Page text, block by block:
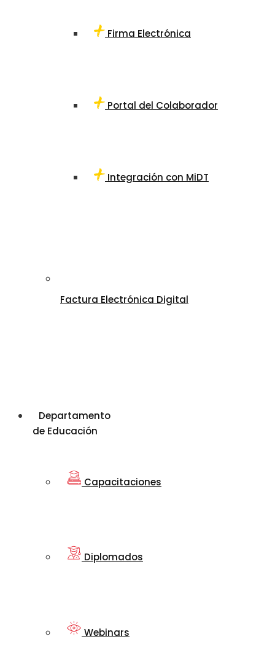
Firma Electrónica
Portal del Colaborador
Integración con MiDT
Factura Electrónica Digital
Departamento
de Educación
Capacitaciones
Diplomados
Webinars